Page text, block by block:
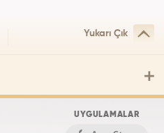
Yukarı Çık
UYGULAMALAR